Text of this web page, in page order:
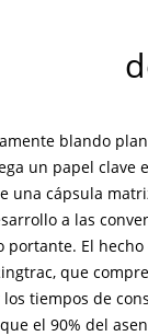
blando
un papel clave
una cápsula
a las
portante. El
que
tiempos de
el 90% del